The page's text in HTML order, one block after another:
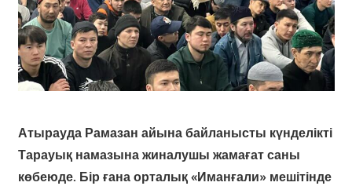
Атырауда Рамазан айына байланысты күнделікті
Тарауық намазына жиналушы жамағат саны
көбеюде. Бір ғана орталық «Иманғали» мешітінде